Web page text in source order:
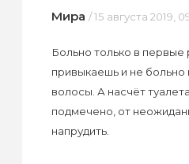
Мира / 15 августа 2019,
Больно только в первые
привыкаешь и не больно
волосы. А насчёт
подмечено, от
напрудить.